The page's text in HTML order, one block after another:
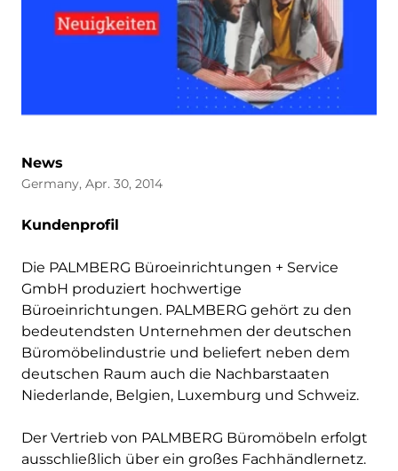
News
Germany, Apr. 30, 2014
Kundenprofil
Die PALMBERG Büroeinrichtungen + Service
GmbH produziert hochwertige
Büroeinrichtungen. PALMBERG gehört zu den
bedeutendsten Unternehmen der deutschen
Büromöbelindustrie und beliefert neben dem
deutschen Raum auch die Nachbarstaaten
Niederlande, Belgien, Luxemburg und Schweiz.
Der Vertrieb von PALMBERG Büromöbeln erfolgt
ausschließlich über ein großes Fachhändlernetz.